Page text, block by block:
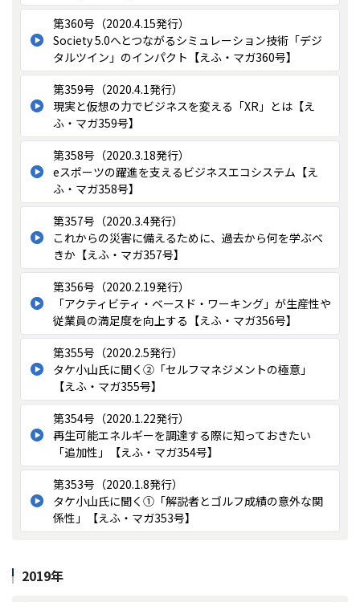
第360号（2020.4.15発行）
Society 5.0へとつながるシミュレーション技術「デジ
タルツイン」のインパクト【えふ・マガ360号】
第359号（2020.4.1発行）
現実と仮想の力でビジネスを変える「XR」とは【え
ふ・マガ359号】
第358号（2020.3.18発行）
eスポーツの躍進を支えるビジネスエコシステム【え
ふ・マガ358号】
第357号（2020.3.4発行）
これからの災害に備えるために、過去から何を学ぶべ
きか【えふ・マガ357号】
第356号（2020.2.19発行）
「アクティビティ・ベースド・ワーキング」が生産性や
従業員の満足度を向上する【えふ・マガ356号】
第355号（2020.2.5発行）
タケ小山氏に聞く②「セルフマネジメントの極意」
【えふ・マガ355号】
第354号（2020.1.22発行）
再生可能エネルギーを調達する際に知っておきたい
「追加性」【えふ・マガ354号】
第353号（2020.1.8発行）
タケ小山氏に聞く①「解説者とゴルフ成績の意外な関
係性」【えふ・マガ353号】
2019年